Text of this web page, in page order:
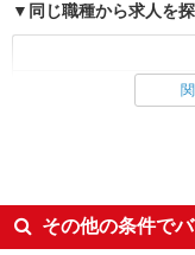
同じ職種から求人を
週2～3日勤務OK
交通費支給
その他の条件で